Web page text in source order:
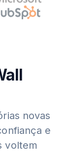
novas
e
voltem